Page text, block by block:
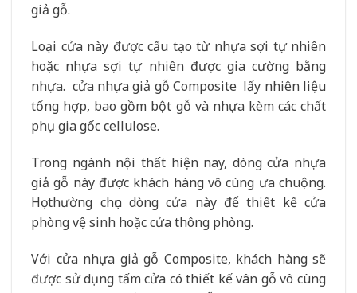
giả gỗ.
Loại cửa này được cấu tạo từ nhựa sợi tự nhiên
hoặc nhựa sợi tự nhiên được gia cường bằng
nhựa. cửa nhựa giả gỗ Composite lấy nhiên liệu
tổng hợp, bao gồm bột gỗ và nhựa kèm các chất
phụ gia gốc cellulose.
Trong ngành nội thất hiện nay, dòng cửa nhựa
giả gỗ này được khách hàng vô cùng ưa chuộng.
Họ thường chọn dòng cửa này để thiết kế cửa
phòng vệ sinh hoặc cửa thông phòng.
Với cửa nhựa giả gỗ Composite, khách hàng sẽ
được sử dụng tấm cửa có thiết kế vân gỗ vô cùng